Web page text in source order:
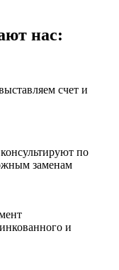
нас:
счет и
по
заменам
и